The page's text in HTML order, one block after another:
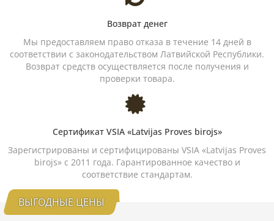
Возврат денег
Мы предоставляем право отказа в течение 14 дней в
соответствии с законодательством Латвийской Республики.
Возврат средств осуществляется после получения и
проверки товара.
Сертификат VSIA «Latvijas Proves birojs»
Зарегистрированы и сертифицированы VSIA «Latvijas Proves
birojs» с 2011 года. Гарантированное качество и
соответствие стандартам.
ВЫГОДНЫЕ ЦЕНЫ